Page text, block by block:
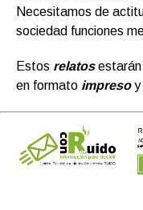
Necesitamos de
sociedad funciones
Estos relatos
en formato impresoy